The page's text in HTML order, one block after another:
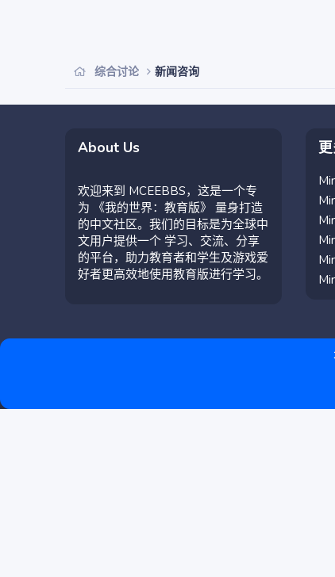
综合讨论 新闻咨询
About Us
欢迎来到 MCEEBBS，这是一个专
为 《我的世界：教育版》 量身打造
的中文社区。我们的目标是为全球中
文用户提供一个 学习、交流、分享
的平台，助力教育者和学生及游戏爱
好者更高效地使用教育版进行学习。